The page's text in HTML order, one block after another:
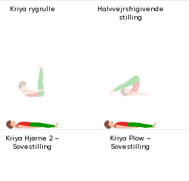
Kriya rygrulle
Halvvejrsfrigivende
stilling
Kriya Hjørne 2 –
Sovestilling
Kriya Plow –
Sovestilling